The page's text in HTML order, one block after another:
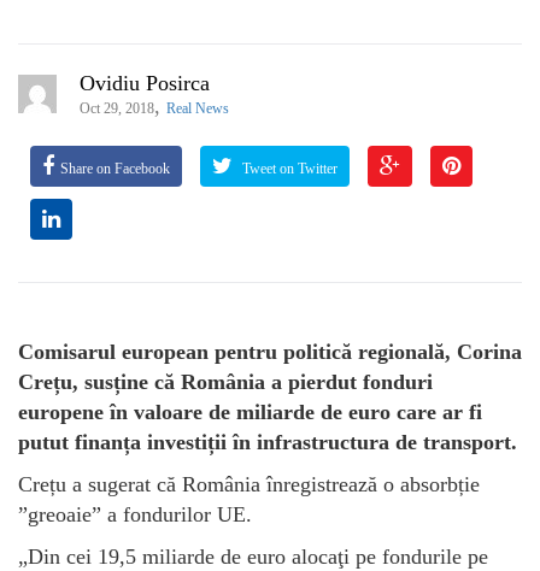
Ovidiu Posirca
Oct 29, 2018, Real News
Share on Facebook Tweet on Twitter
Comisarul european pentru politică regională, Corina
Crețu, susține că România a pierdut fonduri
europene în valoare de miliarde de euro care ar fi
putut finanța investiții în infrastructura de transport.
Crețu a sugerat că România înregistrează o absorbție
”greoaie” a fondurilor UE.
„Din cei 19,5 miliarde de euro alocaţi pe fondurile pe